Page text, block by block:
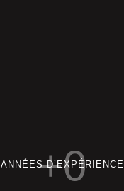
+0
ANNÉES D’EXPÉRIENCE